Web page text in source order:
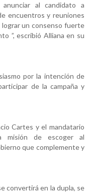
al candidato a
encuentros y reuniones
lograr un consenso fuerte
”, escribió Alliana en su
por la intención de
de la campaña y
Cartes y el mandatario
misión de escoger al
que complemente y
convertirá en la dupla, se